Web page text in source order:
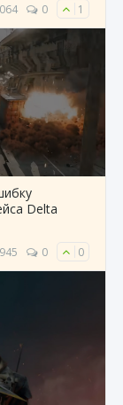
0 1
Delta
0 0